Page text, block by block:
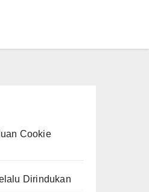
Cookie
Dirindukan